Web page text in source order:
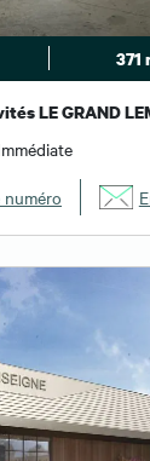
371
LE GRAND